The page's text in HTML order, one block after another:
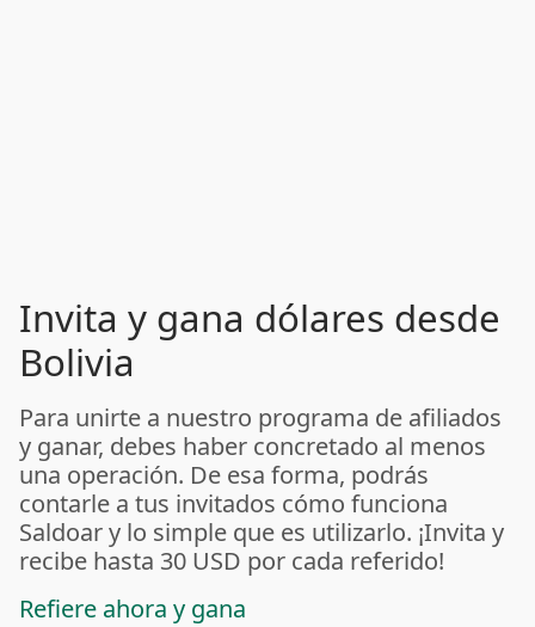
Invita y gana dólares desde
Bolivia
Para unirte a nuestro programa de afiliados
y ganar, debes haber concretado al menos
una operación. De esa forma, podrás
contarle a tus invitados cómo funciona
Saldoar y lo simple que es utilizarlo. ¡Invita y
recibe hasta 30 USD por cada referido!
Refiere ahora y gana